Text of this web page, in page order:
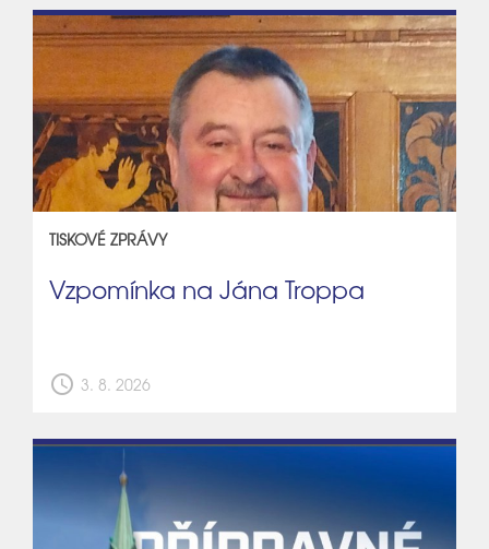
TISKOVÉ ZPRÁVY
Vzpomínka na Jána Troppa
schedule 3. 8. 2026